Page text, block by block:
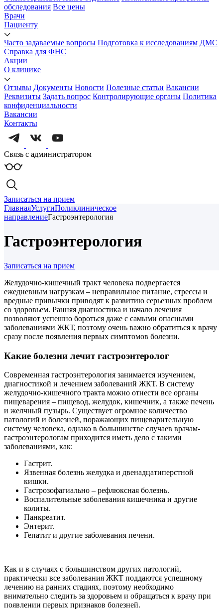
обследования Все цены
Врачи
Пациенту
Часто задаваемые вопросы Подготовка к исследованиям ДМС
Справка для ФНС
Акции
О клинике
Отзывы Документы Новости Полезные статьи Вакансии
Реквизиты Задать вопрос Контролирующие органы Политика
конфиденциальности
Вакансии
Контакты
Связь с администратором
Записаться на прием
ГлавнаяУслугиПоликлиническое
направлениеГастроэнтерология
Гастроэнтерология
Записаться на прием
Желудочно-кишечный тракт человека подвергается
ежедневным нагрузкам – неправильное питание, стрессы и
вредные привычки приводят к развитию серьезных проблем
со здоровьем. Ранняя диагностика и начало лечения
позволяют успешно бороться даже с самыми опасными
заболеваниями ЖКТ, поэтому очень важно обратиться к врачу
сразу после появления первых симптомов болезни.
Какие болезни лечит гастроэнтеролог
Современная гастроэнтерология занимается изучением,
диагностикой и лечением заболеваний ЖКТ. В систему
желудочно-кишечного тракта можно отнести все органы
пищеварения – пищевод, желудок, кишечник, а также печень
и желчный пузырь. Существует огромное количество
патологий и болезней, поражающих пищеварительную
систему человека, однако в большинстве случаев врачам-
гастроэнтерологам приходится иметь дело с такими
заболеваниями, как:
Гастрит.
Язвенная болезнь желудка и двенадцатиперстной
кишки.
Гастрозофагиально – рефлюксная болезнь.
Воспалительные заболевания кишечника и другие
колиты.
Панкреатит.
Энтерит.
Гепатит и другие заболевания печени.
Как и в случаях с большинством других патологий,
практически все заболевания ЖКТ поддаются успешному
лечению на ранних стадиях, поэтому необходимо
внимательно следить за здоровьем и обращаться к врачу при
появлении первых признаков болезней.